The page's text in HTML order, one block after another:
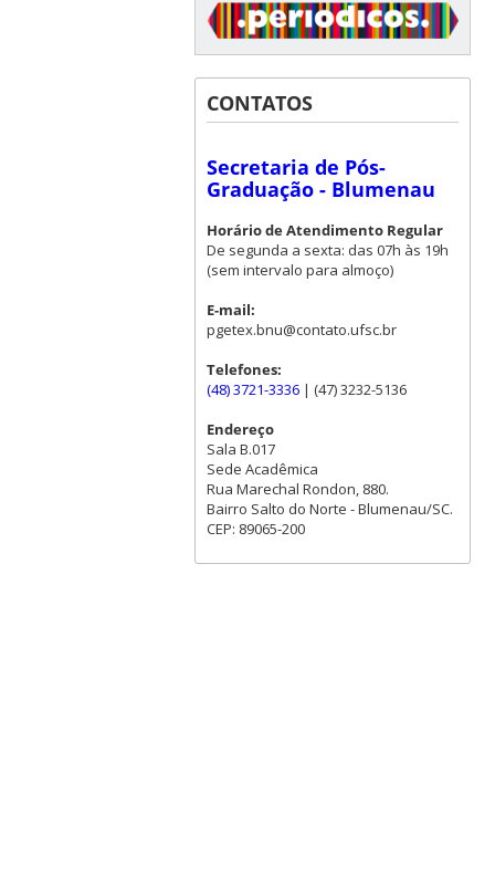
CONTATOS
Secretaria de Pós-
Graduação - Blumenau
Horário de Atendimento Regular
De segunda a sexta: das 07h às 19h
(sem intervalo para almoço)
E-mail:
pgetex.bnu@contato.ufsc.br
Telefones:
(48) 3721-3336| (47) 3232-5136
Endereço
Sala B.017
Sede Acadêmica
Rua Marechal Rondon, 880.
Bairro Salto do Norte - Blumenau/SC.
CEP: 89065-200